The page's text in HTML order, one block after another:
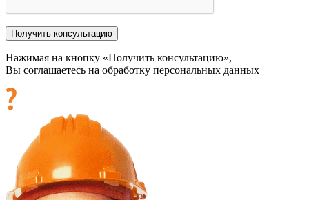
Нажимая на кнопку «Получить консультацию»,
Вы соглашаетесь на обработку персональных данных